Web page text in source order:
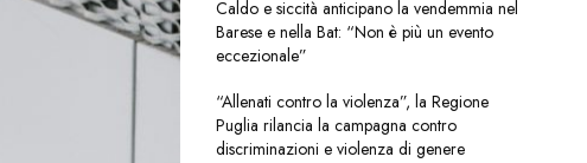
Caldo e siccità anticipano la vendemmia nel
Barese e nella Bat: “Non è più un evento
eccezionale”
“Allenati contro la violenza”, la Regione
Puglia rilancia la campagna contro
discriminazioni e violenza di genere